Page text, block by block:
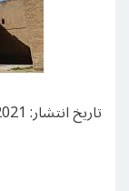
تاریخ انتشار: May 19, 2021